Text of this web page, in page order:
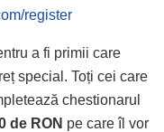
register
a fi primii care
special. Toți cei care
chestionarul
de RON pe care îl vor